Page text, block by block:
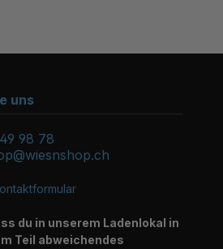
uns
98 78
du in unserem Ladenlokal in
Teil abweichendes